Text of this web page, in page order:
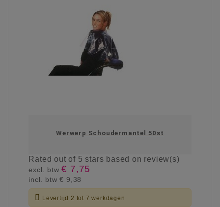
Werwerp Schoudermantel 50st
Ratedout of 5 stars based on review(s)
excl. btw€ 7,75
incl. btw€ 9,38
 Levertijd 2 tot 7 werkdagen